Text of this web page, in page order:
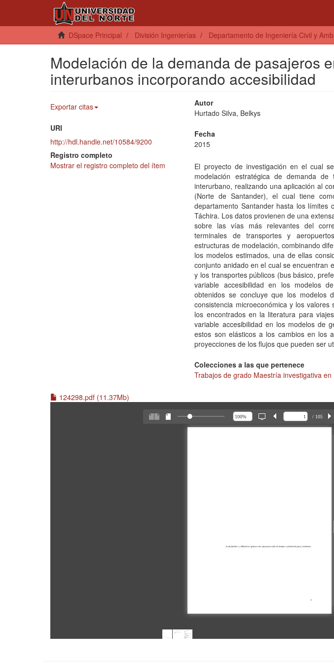
DSpace Principal División Ingenierías Departamento de Ingeniería Civil y
Modelación de la demanda de pasajeros
interurbanos incorporando accesibilidad
Exportar citas
URI
http://hdl.handle.net/10584/9200
Registro completo
Mostrar el registro completo del ítem
Autor
Hurtado Silva, Belkys
Fecha
2015
El proyecto de investigación en el cual
modelación estratégica de demanda
interurbano, realizando una aplicación al
(Norte de Santander), el cual tiene
departamento Santander hasta los límites
Táchira. Los datos provienen de una
sobre las vías más relevantes del
terminales de transportes y
estructuras de modelación, combinando
los modelos estimados, una de ellas
conjunto anidado en el cual se encuentran
y los transportes públicos (bus básico,
variable accesibilidad en los modelos
obtenidos se concluye que los modelos
consistencia microeconómica y los
los encontrados en la literatura para
variable accesibilidad en los modelos de
estos son elásticos a los cambios en los
proyecciones de los flujos que pueden ser
Colecciones a las que pertenece
Trabajos de grado Maestría investigativa
124298.pdf (11.37Mb)
/ 105